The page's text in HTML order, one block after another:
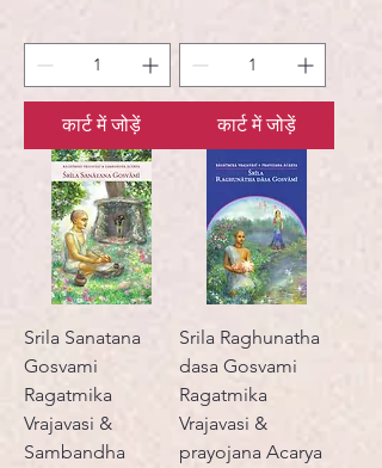
कार्ट में जोड़ें कार्ट में जोड़ें
Srila Sanatana
Gosvami
Ragatmika
Vrajavasi &
Sambandha
Srila Raghunatha
dasa Gosvami
Ragatmika
Vrajavasi &
prayojana Acarya